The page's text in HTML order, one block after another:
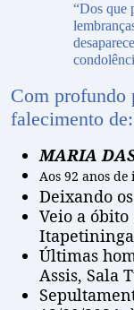
“Dos que
Com profundo
falecimento de:
MARIA
Aos 92 anos de
Deixando
Veio a
Últimas
Assis, Sala